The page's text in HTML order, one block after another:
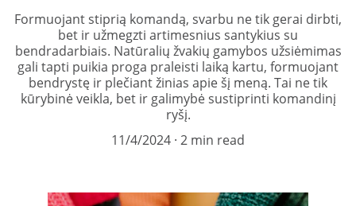
Formuojant stiprią komandą, svarbu ne tik gerai dirbti,
bet ir užmegzti artimesnius santykius su
bendradarbiais. Natūralių žvakių gamybos užsiėmimas
gali tapti puikia proga praleisti laiką kartu, formuojant
bendrystę ir plečiant žinias apie šį meną. Tai ne tik
kūrybinė veikla, bet ir galimybė sustiprinti komandinį
ryšį.
11/4/2024 2 min read